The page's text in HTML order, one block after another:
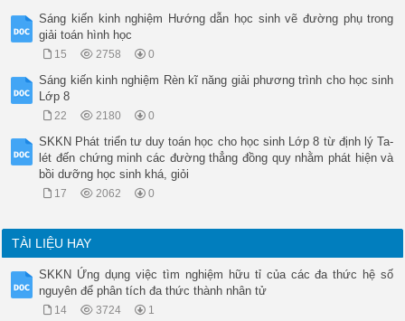
Sáng kiến kinh nghiệm Hướng dẫn học sinh vẽ đường phụ trong
giải toán hình học
15 2758 0
Sáng kiến kinh nghiệm Rèn kĩ năng giải phương trình cho học sinh
Lớp 8
22 2180 0
SKKN Phát triển tư duy toán học cho học sinh Lớp 8 từ định lý Ta-
lét đến chứng minh các đường thẳng đồng quy nhằm phát hiện và
bồi dưỡng học sinh khá, giỏi
17 2062 0
TÀI LIỆU HAY
SKKN Ứng dụng việc tìm nghiệm hữu tỉ của các đa thức hệ số
nguyên để phân tích đa thức thành nhân tử
14 3724 1